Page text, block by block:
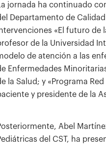
jornada ha continuado
Departamento de
«El futuro de
de la Universidad
de atención a las
Enfermedades
la Salud; y «Programa
y presidente de la
Abel
del CST, ha